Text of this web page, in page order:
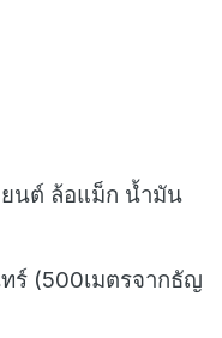
นต์ ล้อแม็ก น้ำมัน
ร์ (500เมตรจากธัญ